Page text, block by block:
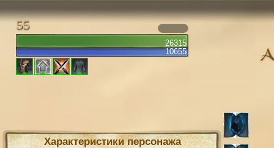
26315
10655
55
Характеристики персонажа